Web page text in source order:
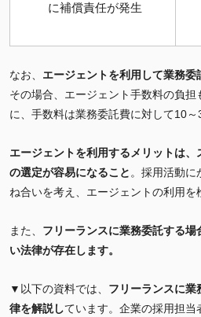
に補償責任が発生
なお、 エージェントを利用して業務
その場合、エージェント手数料の負
に、手数料は業務委託費に対して10～
エージェントを利用するメリットは
の選定が容易になること 。採用活動に
ね合いを考え、エージェントの利用を
また、 フリーランスに業務委託する
い法律が存在します。
▼以下の資料では、 フリーランスに業
律を解説しています。企業の採用担